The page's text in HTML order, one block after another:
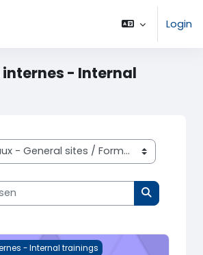
Login
- Internal
Zoek
du personnel
- Internal trainings